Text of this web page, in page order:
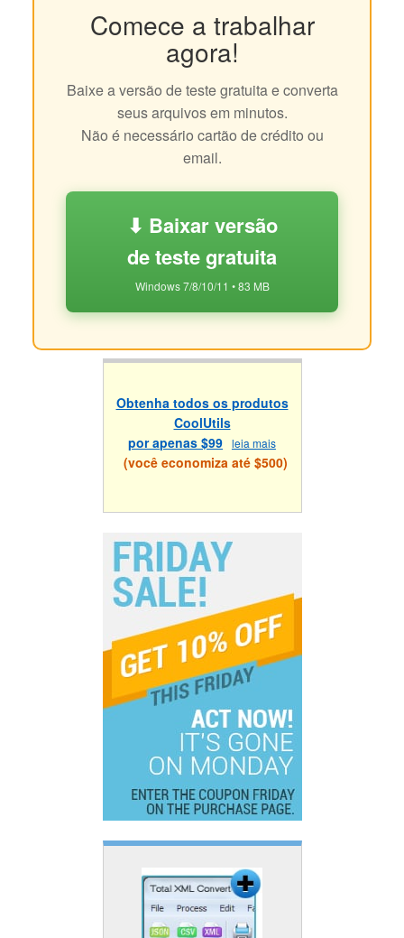
Comece a trabalhar
agora!
Baixe a versão de teste gratuita e converta
seus arquivos em minutos.
Não é necessário cartão de crédito ou
email.
⬇ Baixar versão
de teste gratuita
Windows 7/8/10/11 • 83 MB
Obtenha todos os produtos
CoolUtils
por apenas $99 leia mais
(você economiza até $500)